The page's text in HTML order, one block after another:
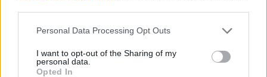
Personal Data Processing Opt Outs
I want to opt-out of the Sharing of my
personal data.
Opted In